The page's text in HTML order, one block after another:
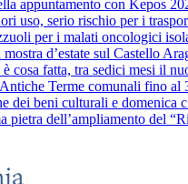
appuntamento con Kepos
uso, serio rischio per i
per i malati oncologici
d’estate sul Castello
cosa fatta, tra sedici mesi il
Terme comunali fino al
dei beni culturali e domenica
pietra dell’ampliamento del